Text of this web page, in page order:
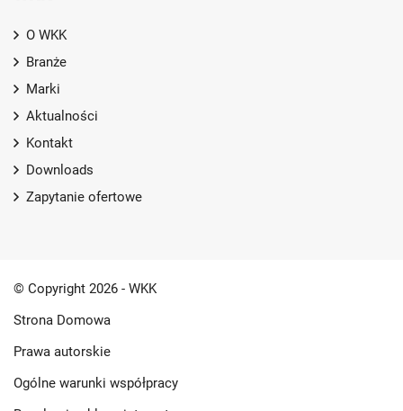
O WKK
Branże
Marki
Aktualności
Kontakt
Downloads
Zapytanie ofertowe
© Copyright 2026 - WKK
Strona Domowa
Prawa autorskie
Ogólne warunki współpracy